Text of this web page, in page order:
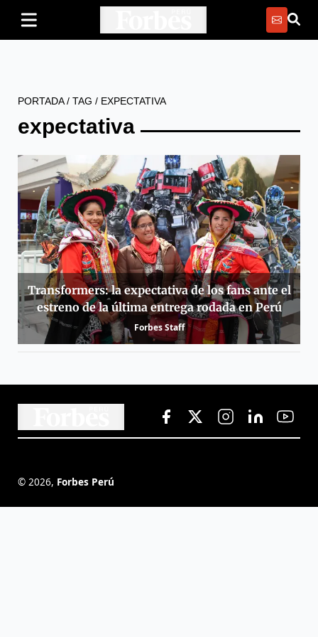
PORTADA/ TAG / EXPECTATIVA
expectativa
Transformers: la expectativa de los fans ante el
estreno de la última entrega rodada en Perú
Forbes Staff
© 2026, Forbes Perú